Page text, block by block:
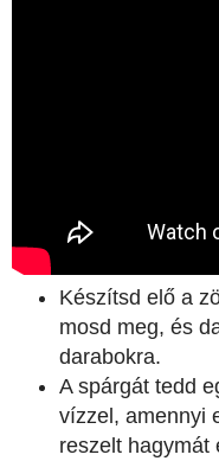
Készítsd elő a
mosd meg, és
darabokra.
A spárgát tedd
vízzel, amennyi
reszelt hagymát